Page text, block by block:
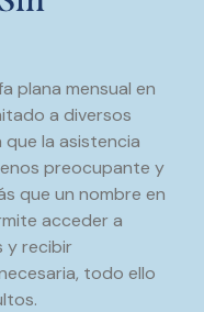
plana mensual en
a diversos
la asistencia
preocupante y
que un nombre en
acceder a
y recibir
todo ello